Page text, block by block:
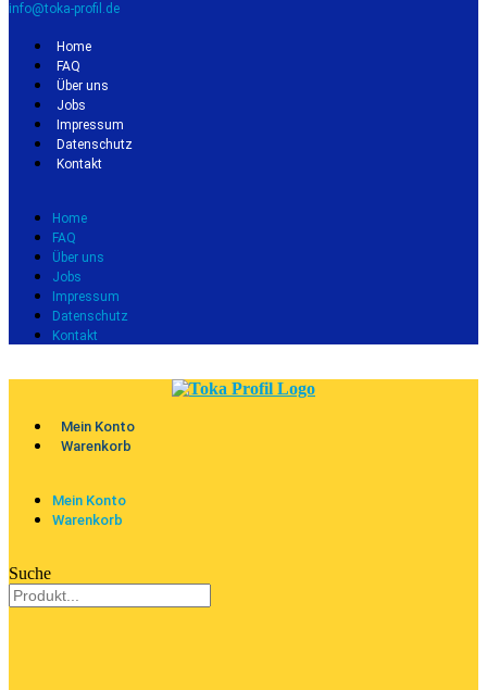
info@toka-profil.de
Home
FAQ
Über uns
Jobs
Impressum
Datenschutz
Kontakt
Home
FAQ
Über uns
Jobs
Impressum
Datenschutz
Kontakt
Mein Konto
Warenkorb
Mein Konto
Warenkorb
Suche